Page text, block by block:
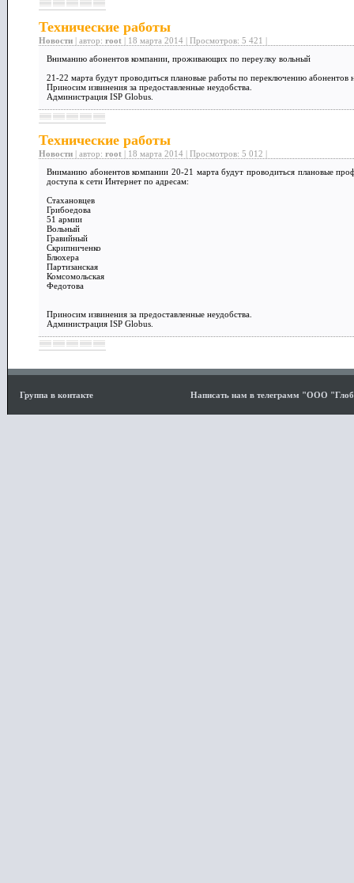
Технические работы
Новости | автор: root | 18 марта 2014 | Просмотров: 5 421 |
Вниманию абонентов компании, проживающих по переулку вольный
21-22 марта будут проводиться плановые работы по переключению
Приносим извинения за предоставленные неудобства.
Администрация ISP Globus.
Технические работы
Новости | автор: root | 18 марта 2014 | Просмотров: 5 012 |
Вниманию абонентов компании 20-21 марта будут проводиться плановые
доступа к сети Интернет по адресам:
Стахановцев
Грибоедова
51 армии
Вольный
Гравийный
Скрипниченко
Блюхера
Партизанская
Комсомольская
Федотова
Приносим извинения за предоставленные неудобства.
Администрация ISP Globus.
Группа в контакте Написать нам в телеграмм "ООО